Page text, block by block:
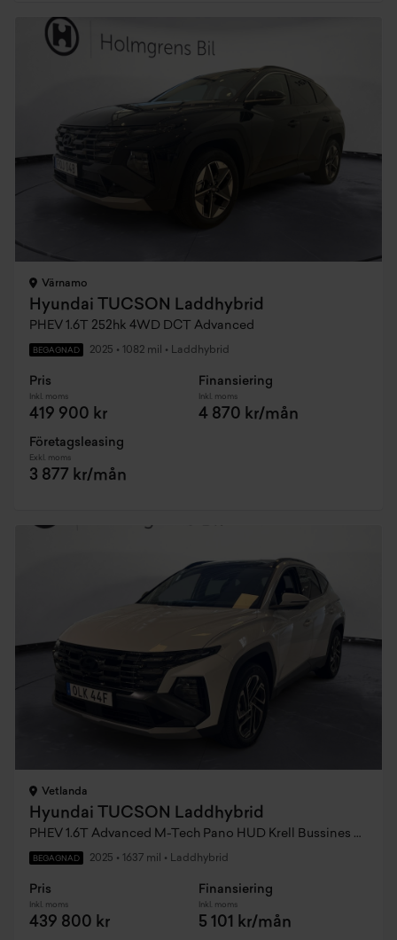
Värnamo
Hyundai TUCSON Laddhybrid
PHEV 1.6T 252hk 4WD DCT Advanced
BEGAGNAD 2025 • 1082 mil • Laddhybrid
Pris
Inkl. moms
419 900 kr
Finansiering
Inkl. moms
4 870 kr/mån
Företagsleasing
Exkl. moms
3 877 kr/mån
Vetlanda
Hyundai TUCSON Laddhybrid
PHEV 1.6T Advanced M-Tech Pano HUD Krell Bussines Edition AWD 252hk
BEGAGNAD 2025 • 1637 mil • Laddhybrid
Pris
Inkl. moms
439 800 kr
Finansiering
Inkl. moms
5 101 kr/mån